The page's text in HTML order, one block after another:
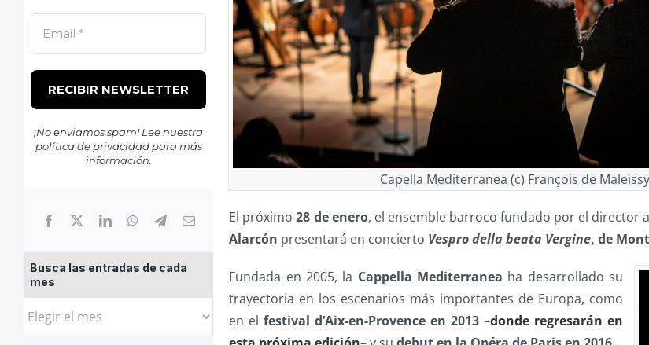
¡No enviamos spam! Lee nuestra
política de privacidadpara más
información.
Busca las entradas de cada
mes
Busca
Capella Mediterranea (c) François de
El próximo 28 de enero, el ensemble barroco fundado por el director
Alarcón presentará en concierto Vesprodellabeata Vergine, de
Fundada en 2005, la Cappella Mediterranea ha desarrollado su
trayectoria en los escenarios más importantes de Europa, como
en elfestival d’Aix-en-Provence en 2013 –donde regresarán en